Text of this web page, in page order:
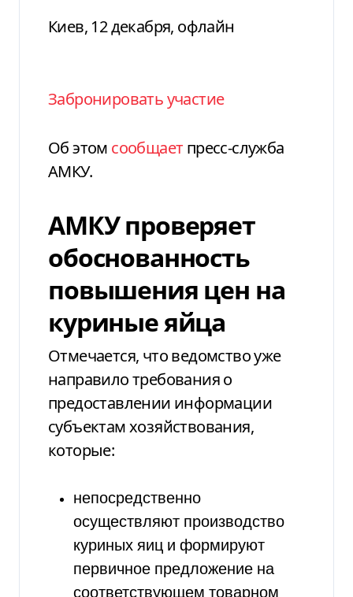
Киев, 12 декабря, офлайн
Забронировать участие
Об этом сообщает пресс-служба
АМКУ.
АМКУ проверяет
обоснованность
повышения цен на
куриные яйца
Отмечается, что ведомство уже
направило требования о
предоставлении информации
субъектам хозяйствования,
которые:
непосредственно
осуществляют производство
куриных яиц и формируют
первичное предложение на
соответствующем товарном